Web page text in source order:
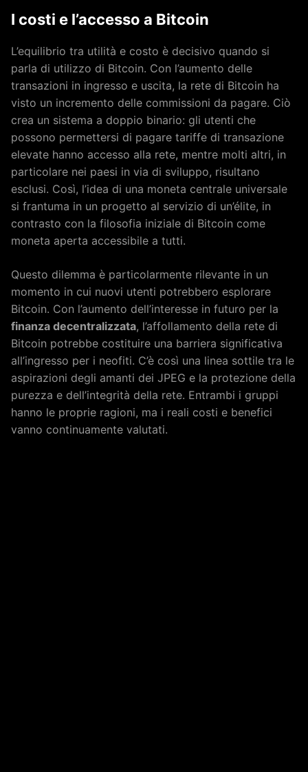
I costi e l’accesso a Bitcoin
L’equilibrio tra utilità e costo è decisivo quando si
parla di utilizzo di Bitcoin. Con l’aumento delle
transazioni in ingresso e uscita, la rete di Bitcoin ha
visto un incremento delle commissioni da pagare. Ciò
crea un sistema a doppio binario: gli utenti che
possono permettersi di pagare tariffe di transazione
elevate hanno accesso alla rete, mentre molti altri, in
particolare nei paesi in via di sviluppo, risultano
esclusi. Così, l’idea di una moneta centrale universale
si frantuma in un progetto al servizio di un’élite, in
contrasto con la filosofia iniziale di Bitcoin come
moneta aperta accessibile a tutti.
Questo dilemma è particolarmente rilevante in un
momento in cui nuovi utenti potrebbero esplorare
Bitcoin. Con l’aumento dell’interesse in futuro per la
finanza decentralizzata, l’affollamento della rete di
Bitcoin potrebbe costituire una barriera significativa
all’ingresso per i neofiti. C’è così una linea sottile tra le
aspirazioni degli amanti dei JPEG e la protezione della
purezza e dell’integrità della rete. Entrambi i gruppi
hanno le proprie ragioni, ma i reali costi e benefici
vanno continuamente valutati.